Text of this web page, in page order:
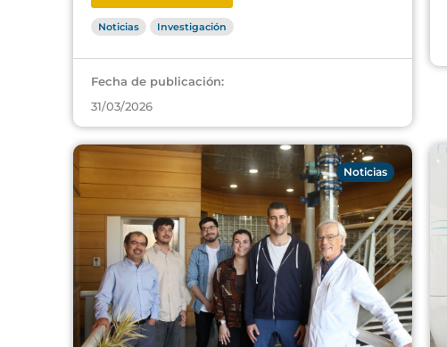
Noticias Investigación
Fecha de publicación:
31/03/2026
Noticias